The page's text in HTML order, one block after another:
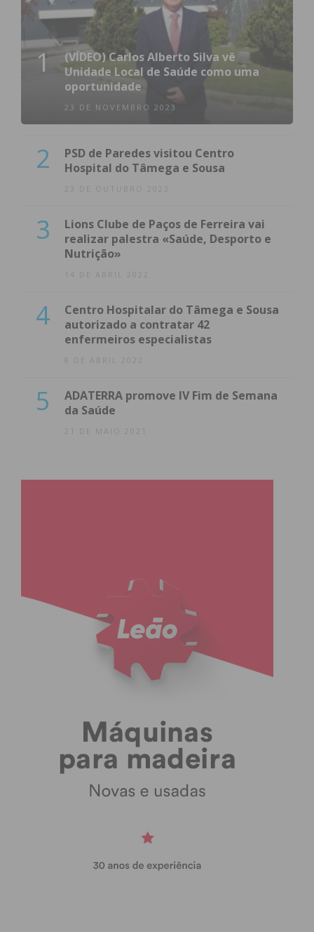
1
(VÍDEO) Carlos Alberto Silva vê
Unidade Local de Saúde como uma
oportunidade
23 DE NOVEMBRO 2023
2
PSD de Paredes visitou Centro
Hospital do Tâmega e Sousa
23 DE OUTUBRO 2023
3
Lions Clube de Paços de Ferreira vai
realizar palestra «Saúde, Desporto e
Nutrição»
14 DE ABRIL 2022
4
Centro Hospitalar do Tâmega e Sousa
autorizado a contratar 42
enfermeiros especialistas
8 DE ABRIL 2022
5
ADATERRA promove IV Fim de Semana
da Saúde
21 DE MAIO 2021